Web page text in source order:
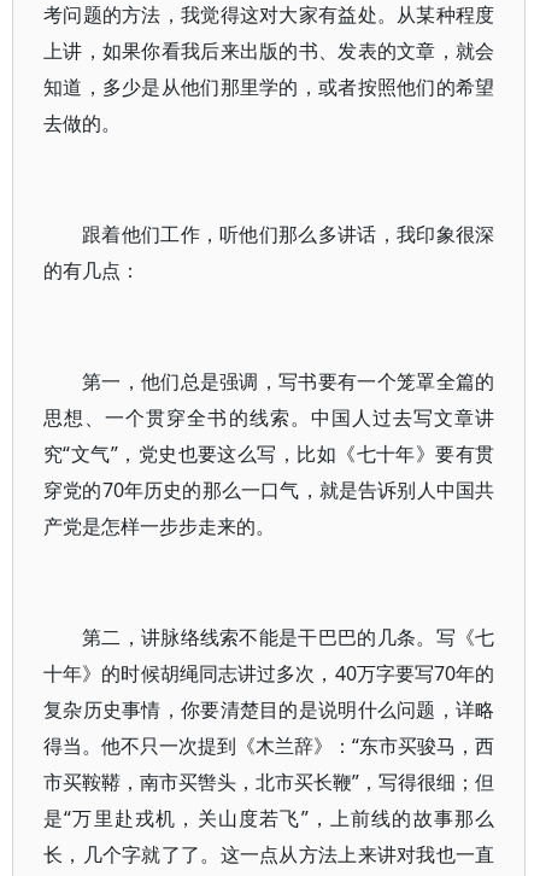
考问题的方法，我觉得这对大家有益处。从某种程度
上讲，如果你看我后来出版的书、发表的文章，就会
知道，多少是从他们那里学的，或者按照他们的希望
去做的。
跟着他们工作，听他们那么多讲话，我印象很深
的有几点：
第一，他们总是强调，写书要有一个笼罩全篇的
思想、一个贯穿全书的线索。中国人过去写文章讲
究“文气”，党史也要这么写，比如《七十年》要有贯
穿党的70年历史的那么一口气，就是告诉别人中国共
产党是怎样一步步走来的。
第二，讲脉络线索不能是干巴巴的几条。写《七
十年》的时候胡绳同志讲过多次，40万字要写70年的
复杂历史事情，你要清楚目的是说明什么问题，详略
得当。他不只一次提到《木兰辞》：“东市买骏马，西
市买鞍鞯，南市买辔头，北市买长鞭”，写得很细；但
是“万里赴戎机，关山度若飞”，上前线的故事那么
长，几个字就了了。这一点从方法上来讲对我也一直